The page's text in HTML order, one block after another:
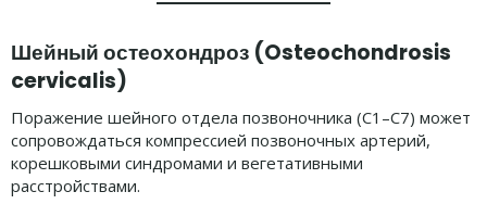
Шейный остеохондроз (Osteochondrosis
cervicalis)
Поражение шейного отдела позвоночника (C1–C7) может
сопровождаться компрессией позвоночных артерий,
корешковыми синдромами и вегетативными
расстройствами.